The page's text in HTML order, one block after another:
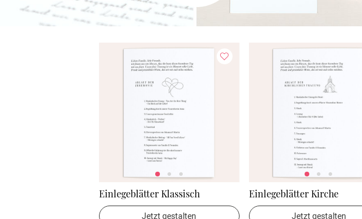
Einlegeblätter Klassisch
Jetzt gestalten
Einlegeblätter Kirche
Jetzt gestalten